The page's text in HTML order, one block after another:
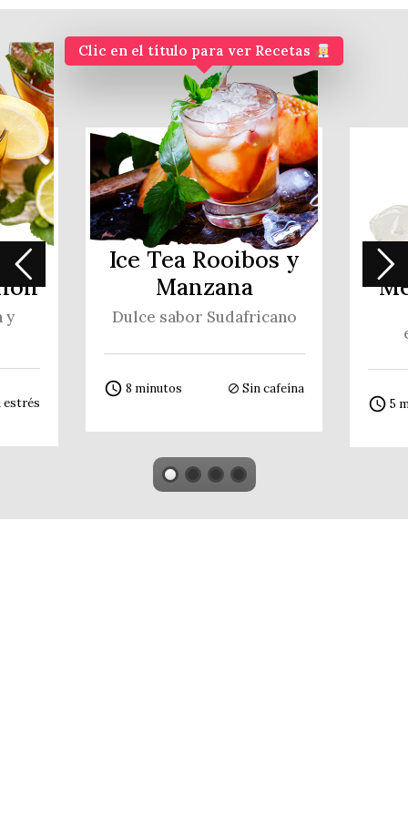
Clic en el título para ver Recetas
Ice Tea Rooibos y
Manzana
Dulce sabor Sudafricano
access_time 8 minutos block Sin cafeína
access_time 5
y